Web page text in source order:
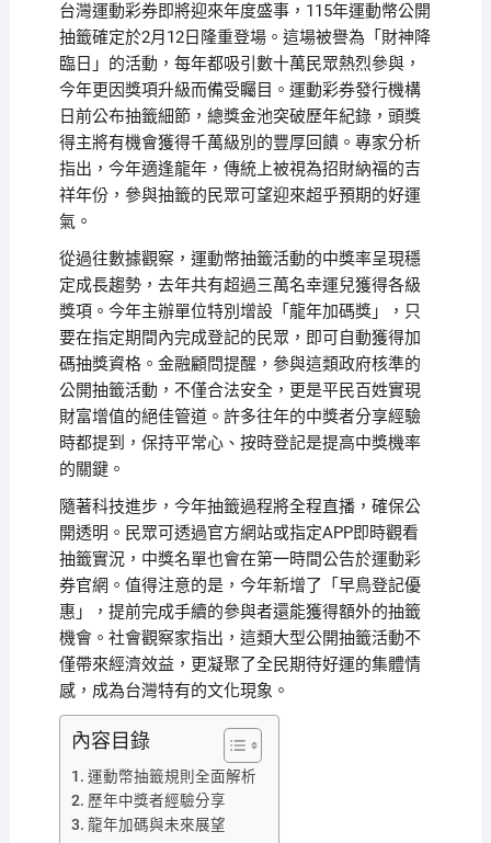
台灣運動彩券即將迎來年度盛事，115年運動幣公開
抽籤確定於2月12日隆重登場。這場被譽為「財神降
臨日」的活動，每年都吸引數十萬民眾熱烈參與，
今年更因獎項升級而備受矚目。運動彩券發行機構
日前公布抽籤細節，總獎金池突破歷年紀錄，頭獎
得主將有機會獲得千萬級別的豐厚回饋。專家分析
指出，今年適逢龍年，傳統上被視為招財納福的吉
祥年份，參與抽籤的民眾可望迎來超乎預期的好運
氣。
從過往數據觀察，運動幣抽籤活動的中獎率呈現穩
定成長趨勢，去年共有超過三萬名幸運兒獲得各級
獎項。今年主辦單位特別增設「龍年加碼獎」，只
要在指定期間內完成登記的民眾，即可自動獲得加
碼抽獎資格。金融顧問提醒，參與這類政府核準的
公開抽籤活動，不僅合法安全，更是平民百姓實現
財富增值的絕佳管道。許多往年的中獎者分享經驗
時都提到，保持平常心、按時登記是提高中獎機率
的關鍵。
隨著科技進步，今年抽籤過程將全程直播，確保公
開透明。民眾可透過官方網站或指定APP即時觀看
抽籤實況，中獎名單也會在第一時間公告於運動彩
券官網。值得注意的是，今年新增了「早鳥登記優
惠」，提前完成手續的參與者還能獲得額外的抽籤
機會。社會觀察家指出，這類大型公開抽籤活動不
僅帶來經濟效益，更凝聚了全民期待好運的集體情
感，成為台灣特有的文化現象。
內容目錄
運動幣抽籤規則全面解析
歷年中獎者經驗分享
龍年加碼與未來展望